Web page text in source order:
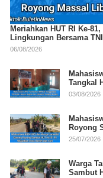
Meriahkan HUT RI Ke-
Lingkungan Bersama
06/08/2026
Tangkal
03/08/2026
Royong
25/07/2026
Warga
Sambut